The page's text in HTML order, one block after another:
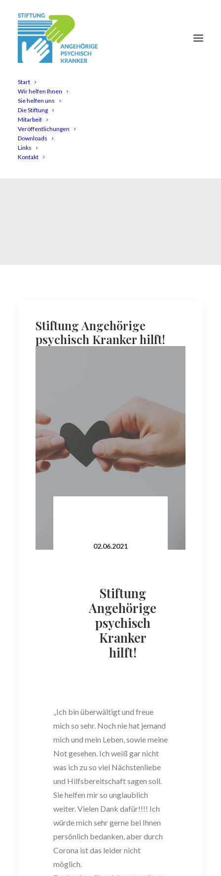
Start
Wir helfen Ihnen
Sie helfen uns
Die Stiftung
Mitarbeit
Veröffentlichungen
Downloads
Links
Kontakt
Stiftung Angehörige
psychisch Kranker hilft!
02.06.2021
Stiftung
Angehörige
psychisch
Kranker
hilft!
„Ich bin überwältigt und freue
mich so sehr. Noch nie hat jemand
mich und mein Leben, sowie meine
Not gesehen. Ich weiß gar nicht
was ich zu so viel Nächstenliebe
und Hilfsbereitschaft sagen soll.
Sie helfen mir so unglaublich
weiter. Vielen Dank dafür!!!! Ich
würde mich sehr gerne bei Ihnen
persönlich bedanken, aber durch
Corona ist das leider nicht
möglich.